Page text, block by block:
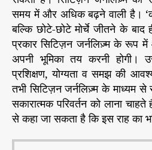
समय में और अधिक बढ़ने वाली है।
बल्कि छोटे-छोटे मोर्चे जीतने के बाद
प्रकार सिटिज़न जर्नलिज़्म के रूप में
अपनी भूमिका तय करनी
प्रशिक्षण, योग्यता व समझ की
तभी सिटिज़न जर्नलिज़्म के माध्यम
सकारात्मक परिवर्तन को लाना
से कहा जा सकता है कि इस राह का